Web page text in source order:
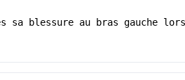
sa blessure au bras gauche